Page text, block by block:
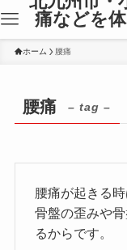
痛などを
ホーム 腰痛
腰痛 – tag –
腰痛が起きる
骨盤の歪みや
るからです。